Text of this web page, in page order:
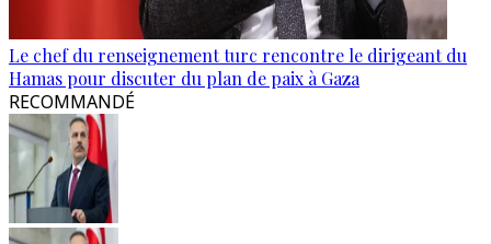
Le chef du renseignement turc rencontre le dirigeant du
Hamas pour discuter du plan de paix à Gaza
RECOMMANDÉ